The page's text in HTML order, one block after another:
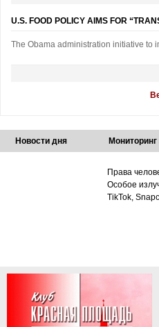
U.S. FOOD POLICY AIMS FOR
The Obama administration initiative to
Новости дня
Права
Особое
TikTok,